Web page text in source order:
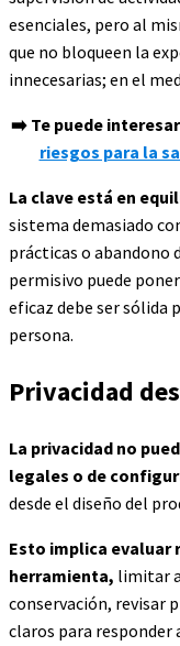
esenciales, pero al
que no bloqueen la
innecesarias; en el
➡️ Te puede
riesgos para la
La clave está en
sistema demasiado
prácticas o abandono
permisivo puede
eficaz debe ser sólida
persona.
Privacidad
La privacidad no
legales o de
desde el diseño del
Esto implica evaluar
herramienta, limitar
conservación, revisar
claros para responder